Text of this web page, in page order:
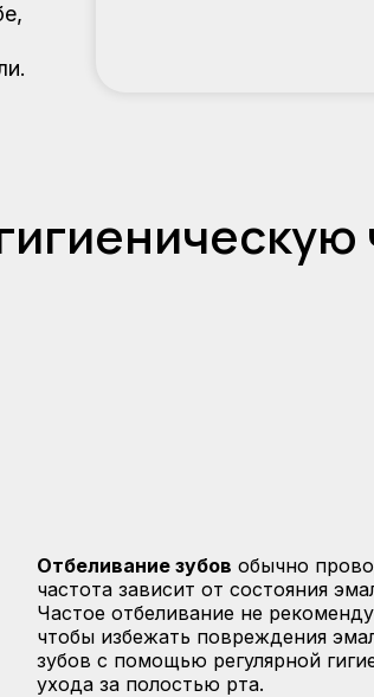
Отбеливание зубов обычно
частота зависит от состояния
Частое отбеливание не
чтобы избежать повреждения
зубов с помощью регулярной
ухода за полостью рта.